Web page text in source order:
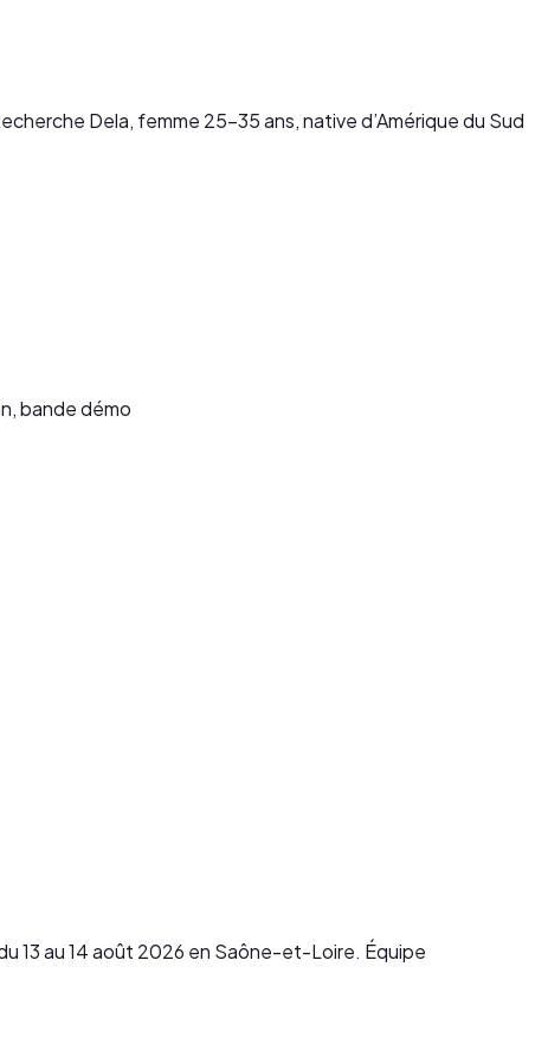
Dela, femme 25-35 ans, native d’Amérique du Sud
bande démo
13 au 14 août 2026 en Saône-et-Loire. Équipe